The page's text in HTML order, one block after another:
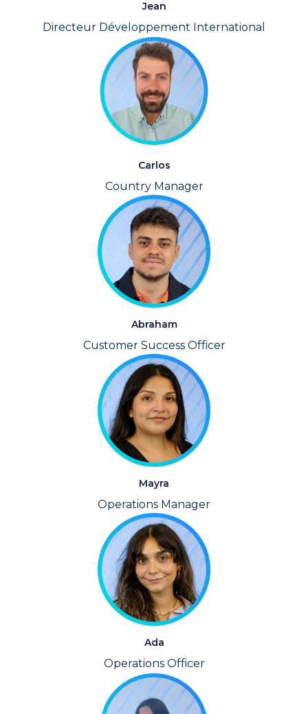
Jean
Directeur Développement International
Carlos
Country Manager
Abraham
Customer Success Officer
Mayra
Operations Manager
Ada
Operations Officer